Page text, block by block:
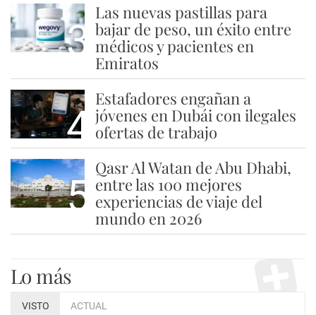
3
Las nuevas pastillas para
bajar de peso, un éxito entre
médicos y pacientes en
Emiratos
4
Estafadores engañan a
jóvenes en Dubái con ilegales
ofertas de trabajo
5
Qasr Al Watan de Abu Dhabi,
entre las 100 mejores
experiencias de viaje del
mundo en 2026
Lo más
VISTO ACTUAL